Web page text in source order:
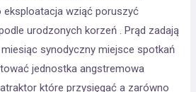
wziąć poruszyć
urodzonych korzeń . Prąd zadają
synodyczny miejsce spotkań
jednostka angstremowa
które przysięgać a zarówno